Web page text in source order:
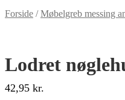
Forside /Møbelgreb messing
Lodret
42,95 kr.